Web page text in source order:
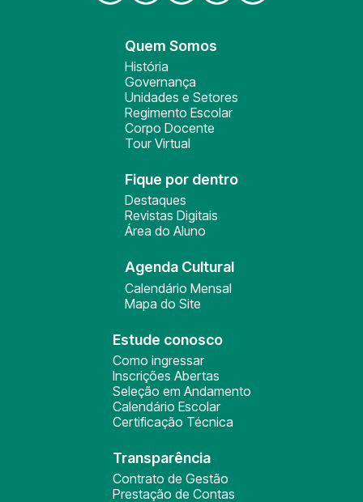
Quem Somos
História
Governança
Unidades e Setores
Regimento Escolar
Corpo Docente
Tour Virtual
Fique por dentro
Destaques
Revistas Digitais
Área do Aluno
Agenda Cultural
Calendário Mensal
Mapa do Site
Estude conosco
Como ingressar
Inscrições Abertas
Seleção em Andamento
Calendário Escolar
Certificação Técnica
Transparência
Contrato de Gestão
Prestação de Contas